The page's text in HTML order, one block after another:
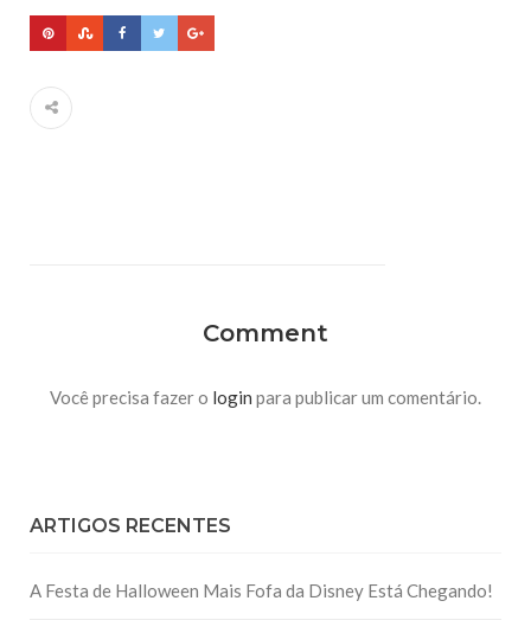
Comment
Você precisa fazer o login para publicar um comentário.
ARTIGOS RECENTES
A Festa de Halloween Mais Fofa da Disney Está Chegando!